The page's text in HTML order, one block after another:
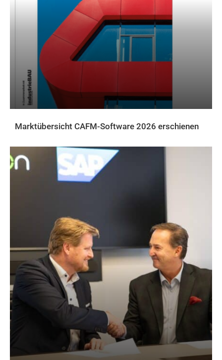
Marktübersicht CAFM-Software 2026 erschienen